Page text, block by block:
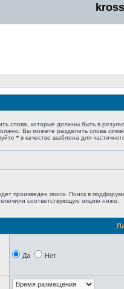
слова, которые должны быть в
Вы можете разделить слова
* в качестве шаблона для
произведен поиск. Поиск в
соответствующую опцию ниже.
Да Нет